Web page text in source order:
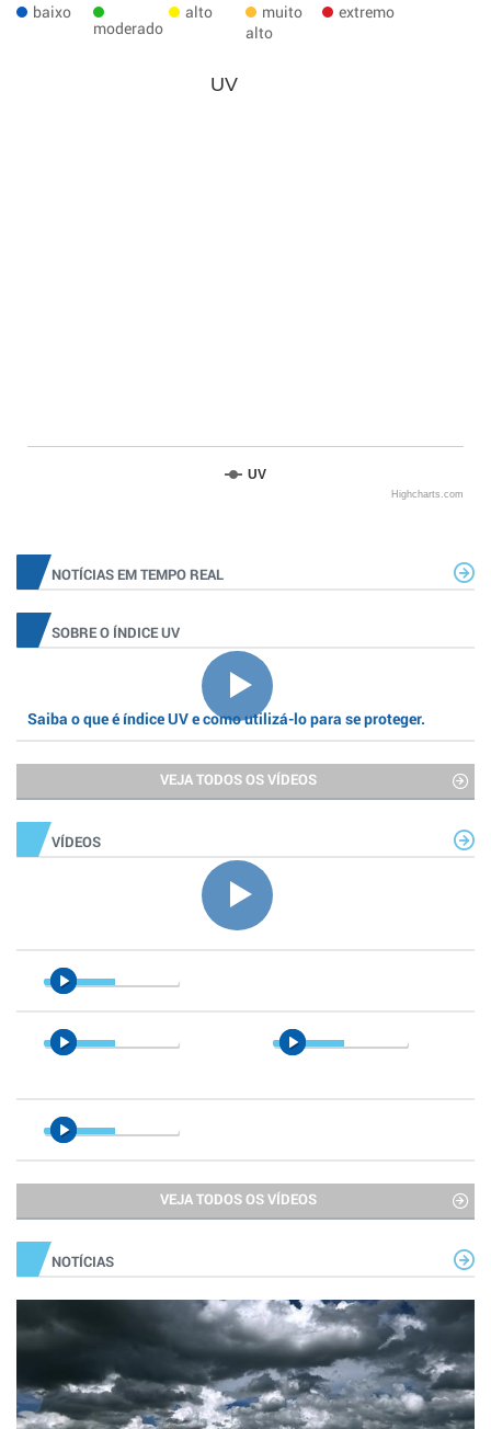
baixo
moderado
alto
muito
alto
extremo
UV
UV
Highcharts.com
NOTÍCIAS EM TEMPO REAL
SOBRE O ÍNDICE UV
Saiba o que é índice UV e como utilizá-lo para se proteger.
VEJA TODOS OS VÍDEOS
VÍDEOS
VEJA TODOS OS VÍDEOS
NOTÍCIAS